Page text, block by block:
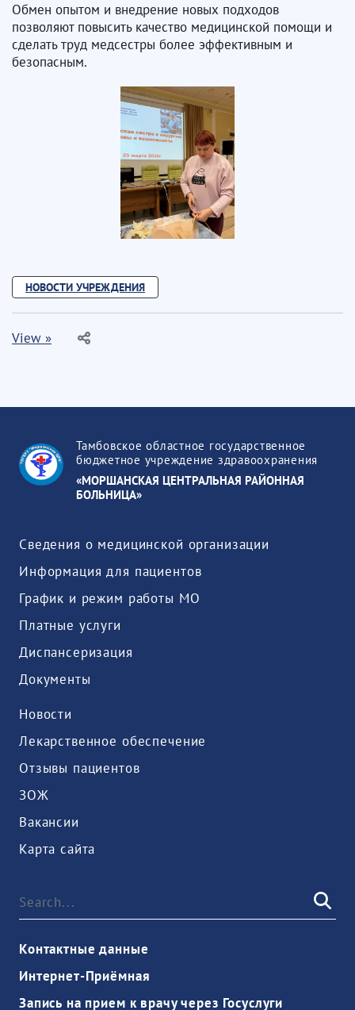
Обмен опытом и внедрение новых подходов
позволяют повысить качество медицинской помощи и
сделать труд медсестры более эффективным и
безопасным.
НОВОСТИ УЧРЕЖДЕНИЯ
View »
Тамбовское областное государственное
бюджетное учреждение здравоохранения
«МОРШАНСКАЯ ЦЕНТРАЛЬНАЯ РАЙОННАЯ
БОЛЬНИЦА»
Сведения о медицинской организации
Информация для пациентов
График и режим работы МО
Платные услуги
Диспансеризация
Документы
Новости
Лекарственное обеспечение
Отзывы пациентов
ЗОЖ
Вакансии
Карта сайта
Контактные данные
Интернет-Приёмная
Запись на прием к врачу через Госуслуги